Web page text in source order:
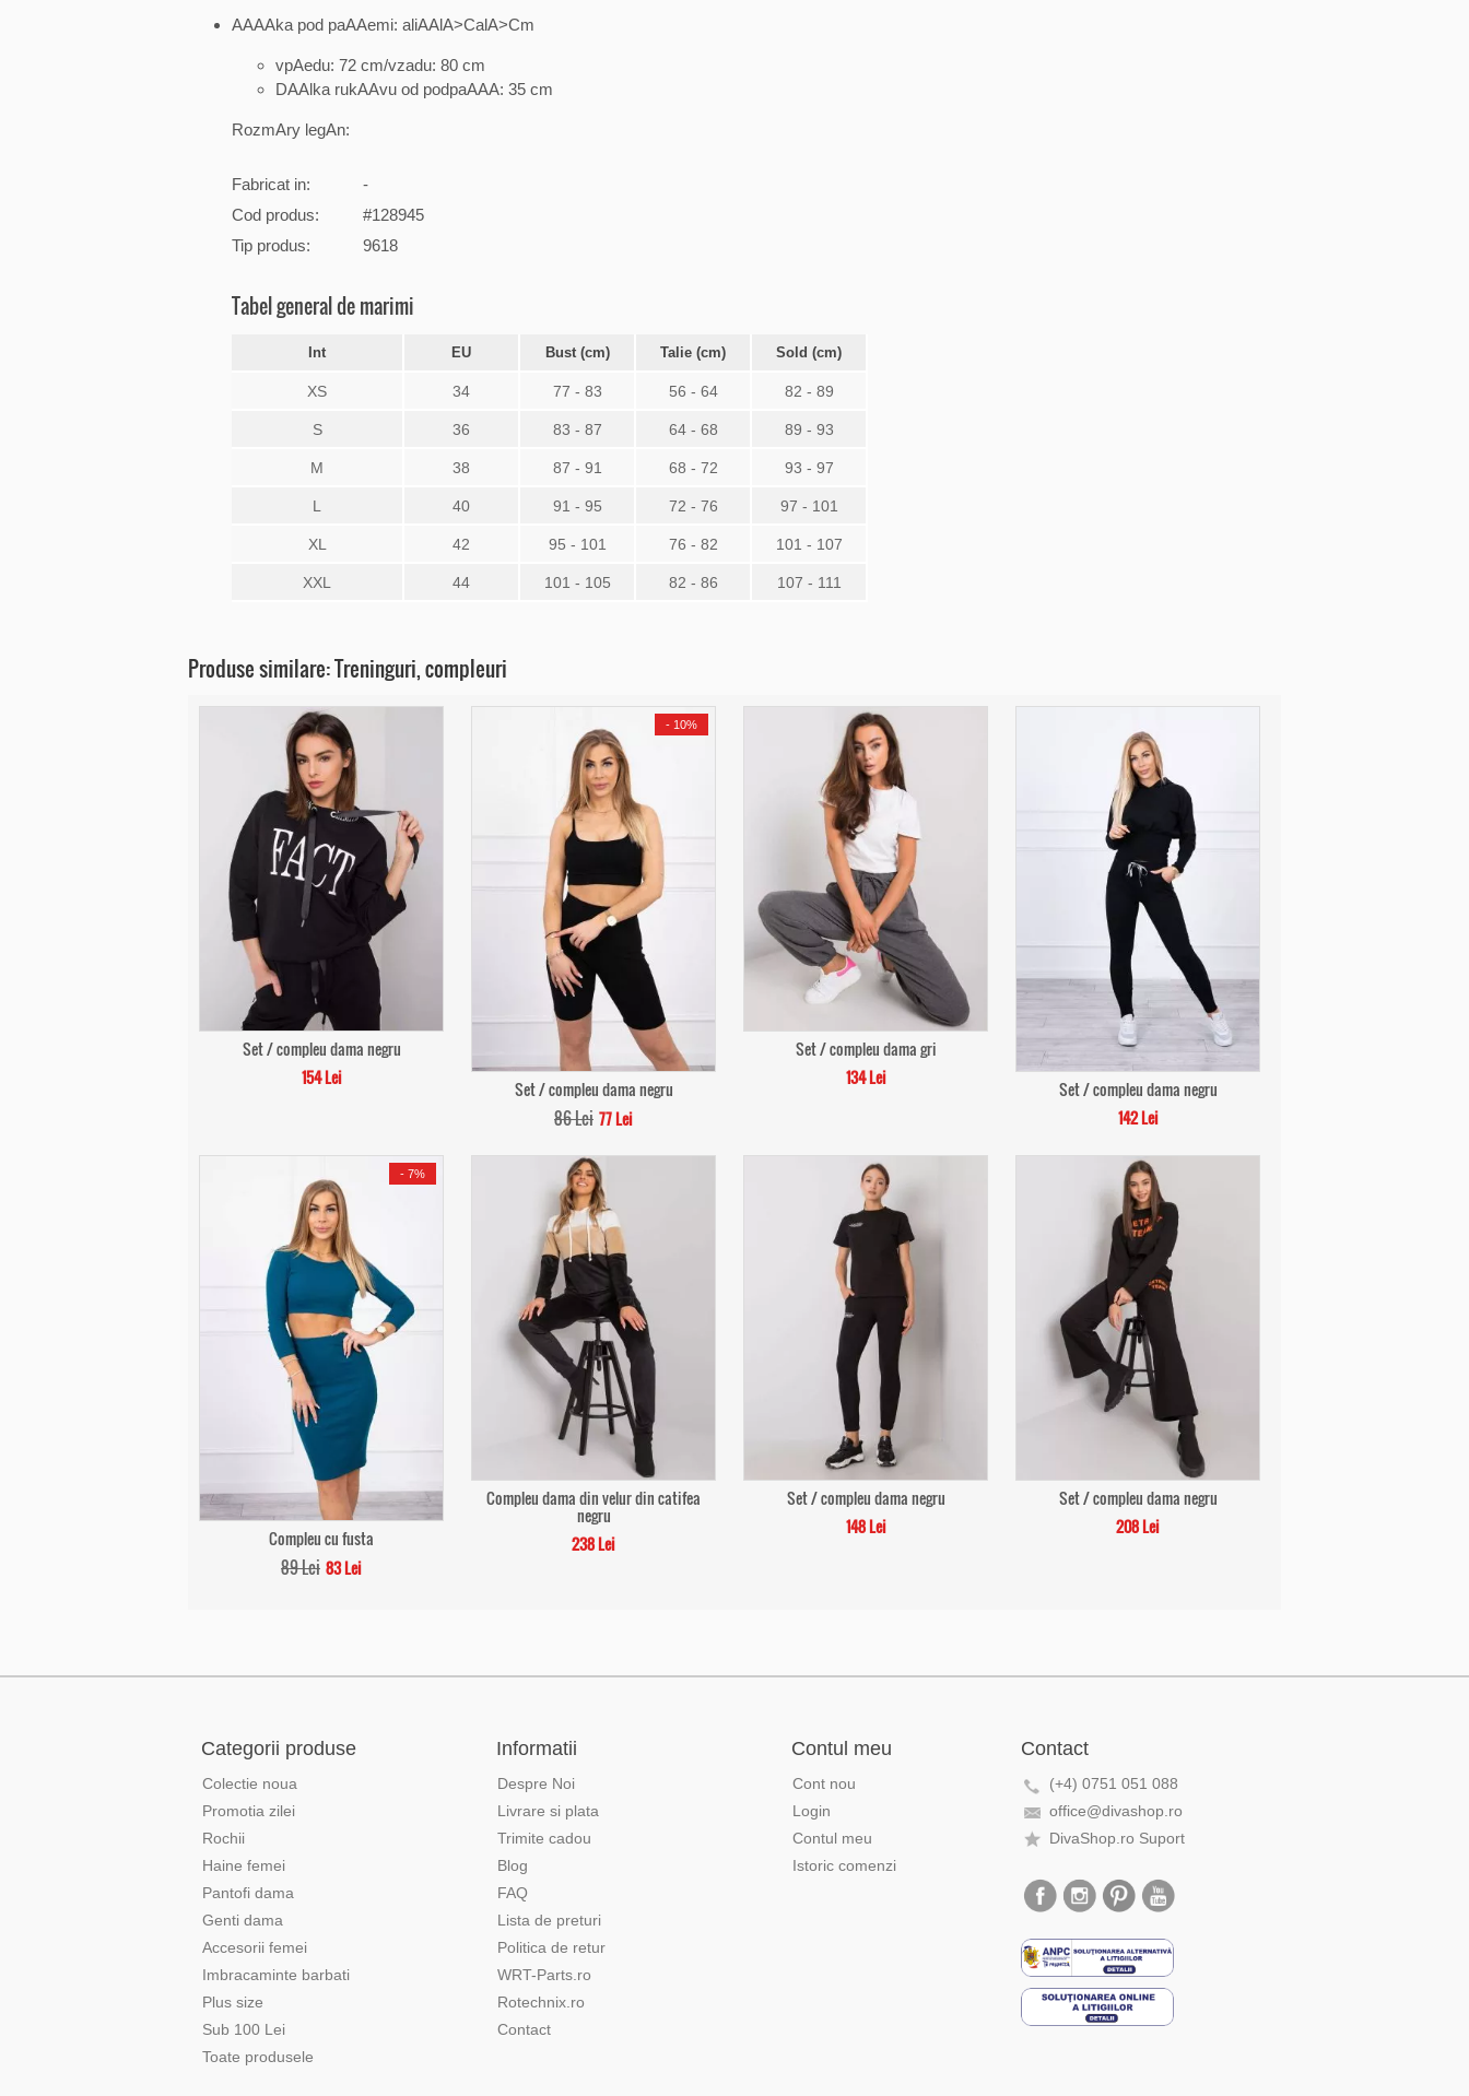
AAAAka pod paAAemi: aliAAlA>CalA>Cm
vpAedu: 72 cm/vzadu: 80 cm
DAAlka rukAAvu od podpaAAA: 35 cm
RozmAry legAn:
Fabricat in:
-
Cod produs:
#128945
Tip produs:
9618
Tabel general de marimi
Int EU Bust (cm) Talie (cm) Sold (cm)
XS 34 77 - 83 56 - 64 82 - 89
S 36 83 - 87 64 - 68 89 - 93
M 38 87 - 91 68 - 72 93 - 97
L 40 91 - 95 72 - 76 97 - 101
XL 42 95 - 101 76 - 82 101 - 107
XXL 44 101 - 105 82 - 86 107 - 111
Produse similare: Treninguri, compleuri
Set / compleu dama negru
154 Lei
- 10%
Set / compleu dama negru
86 Lei 77 Lei
Set / compleu dama gri
134 Lei
Set / compleu dama negru
142 Lei
- 7%
Compleu cu fusta
89 Lei 83 Lei
Compleu dama din velur din catifea
negru
238 Lei
Set / compleu dama negru
148 Lei
Set / compleu dama negru
208 Lei
Categorii produse
Colectie noua
Promotia zilei
Rochii
Haine femei
Pantofi dama
Genti dama
Accesorii femei
Imbracaminte barbati
Plus size
Sub 100 Lei
Toate produsele
Informatii
Despre Noi
Livrare si plata
Trimite cadou
Blog
FAQ
Lista de preturi
Politica de retur
WRT-Parts.ro
Rotechnix.ro
Contact
Contul meu
Cont nou
Login
Contul meu
Istoric comenzi
Contact
(+4) 0751 051 088
office@divashop.ro
DivaShop.ro Suport